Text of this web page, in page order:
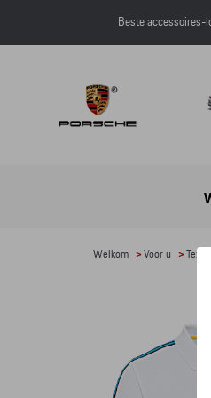
Beste accessoires-
Welkom >Voor u >Textiel